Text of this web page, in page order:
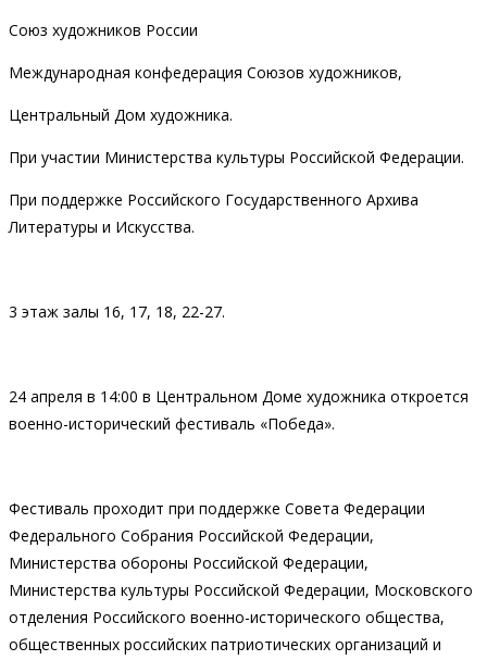
Союз художников России
Международная конфедерация Союзов художников,
Центральный Дом художника.
При участии Министерства культуры Российской Федерации.
При поддержке Российского Государственного Архива
Литературы и Искусства.
3 этаж залы 16, 17, 18, 22-27.
24 апреля в 14:00 в Центральном Доме художника откроется
военно-исторический фестиваль «Победа».
Фестиваль проходит при поддержке Совета Федерации
Федерального Собрания Российской Федерации,
Министерства обороны Российской Федерации,
Министерства культуры Российской Федерации, Московского
отделения Российского военно-исторического общества,
общественных российских патриотических организаций и